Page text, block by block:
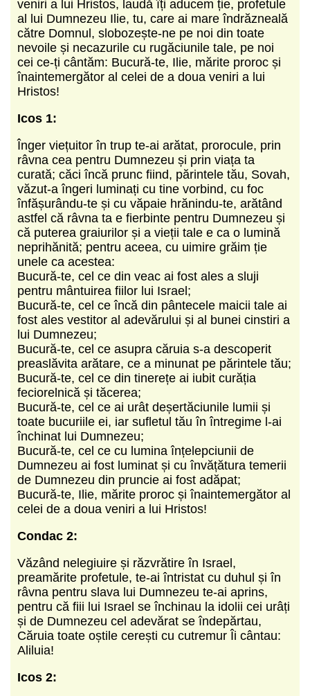
veniri a lui Hristos, laudă îți aducem ție, profetule
al lui Dumnezeu Ilie, tu, care ai mare îndrăzneală
către Domnul, slobozește-ne pe noi din toate
nevoile și necazurile cu rugăciunile tale, pe noi
cei ce-ți cântăm: Bucură-te, Ilie, mărite proroc și
înaintemergător al celei de a doua veniri a lui
Hristos!
Icos 1:
Înger viețuitor în trup te-ai arătat, prorocule, prin
râvna cea pentru Dumnezeu și prin viața ta
curată; căci încă prunc fiind, părintele tău, Sovah,
văzut-a îngeri luminați cu tine vorbind, cu foc
înfășurându-te și cu văpaie hrănindu-te, arătând
astfel că râvna ta e fierbinte pentru Dumnezeu și
că puterea graiurilor și a vieții tale e ca o lumină
neprihănită; pentru aceea, cu uimire grăim ție
unele ca acestea:
Bucură-te, cel ce din veac ai fost ales a sluji
pentru mântuirea fiilor lui Israel;
Bucură-te, cel ce încă din pântecele maicii tale ai
fost ales vestitor al adevărului și al bunei cinstiri a
lui Dumnezeu;
Bucură-te, cel ce asupra căruia s-a descoperit
preaslăvita arătare, ce a minunat pe părintele tău;
Bucură-te, cel ce din tinerețe ai iubit curăția
feciorelnică și tăcerea;
Bucură-te, cel ce ai urât deșertăciunile lumii și
toate bucuriile ei, iar sufletul tău în întregime l-ai
închinat lui Dumnezeu;
Bucură-te, cel ce cu lumina înțelepciunii de
Dumnezeu ai fost luminat și cu învățătura temerii
de Dumnezeu din pruncie ai fost adăpat;
Bucură-te, Ilie, mărite proroc și înaintemergător al
celei de a doua veniri a lui Hristos!
Condac 2:
Văzând nelegiuire și răzvrătire în Israel,
preamărite profetule, te-ai întristat cu duhul și în
râvna pentru slava lui Dumnezeu te-ai aprins,
pentru că fiii lui Israel se închinau la idolii cei urâți
și de Dumnezeu cel adevărat se îndepărtau,
Căruia toate oștile cerești cu cutremur Îi cântau:
Aliluia!
Icos 2: